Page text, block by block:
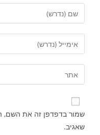
שמור בדפדפן זה את השם,
שאגיב.